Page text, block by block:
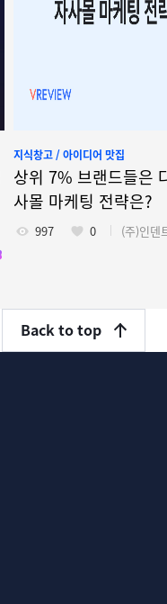
지식창고 / 아이디어 맛집
상위 7% 브랜드들은
사몰 마케팅 전략은?
997 0
Back to top